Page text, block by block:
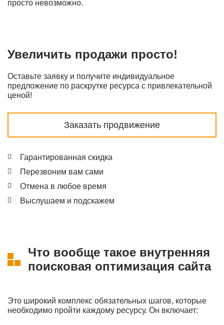
просто невозможно.
Увеличить продажи просто!
Оставьте заявку и получите индивидуальное
предложение по раскрутке ресурса с привлекательной
ценой!
Заказать продвижение
Гарантированная скидка
Перезвоним вам сами
Отмена в любое время
Выслушаем и подскажем
Что вообще такое внутренняя
поисковая оптимизация сайта
Это широкий комплекс обязательных шагов, которые
необходимо пройти каждому ресурсу. Он включает: